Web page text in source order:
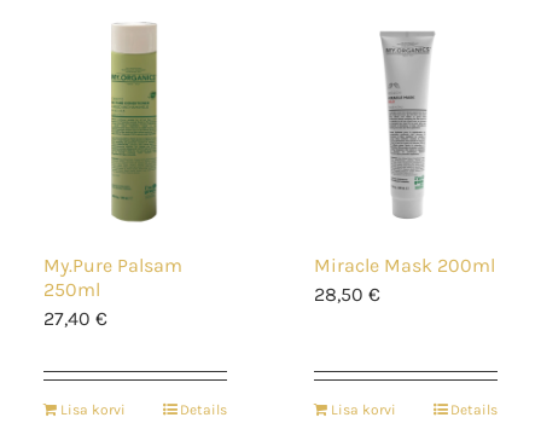
My.Pure Palsam
250ml
27,40 €
Lisa korvi Details
Miracle Mask 200ml
28,50 €
Lisa korvi Details